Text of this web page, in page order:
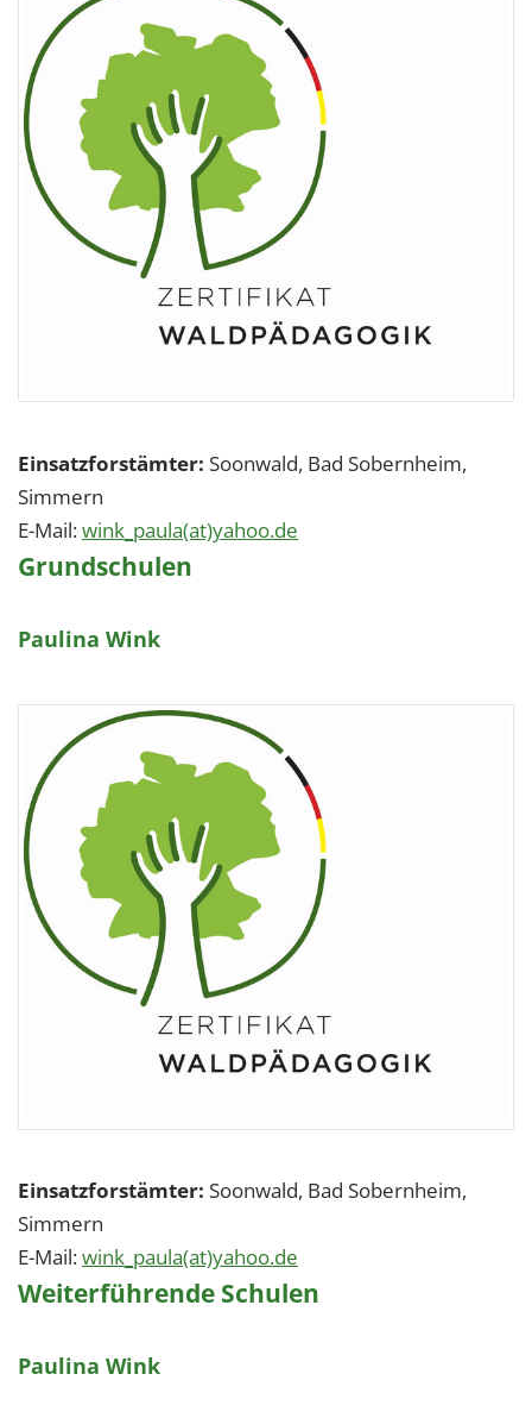
Einsatzforstämter: Soonwald, Bad Sobernheim,
Simmern
E-Mail:wink_paula(at)yahoo.de
Grundschulen
Paulina Wink
Einsatzforstämter: Soonwald, Bad Sobernheim,
Simmern
E-Mail:wink_paula(at)yahoo.de
Weiterführende Schulen
Paulina Wink
EXTERNE MEDIEN
Um Inhalte von Videoplattformen und Social Media
Plattformen anzeigen zu können, werden von
diesen externen Medien Cookies gesetzt.
YouTube
Vimeo